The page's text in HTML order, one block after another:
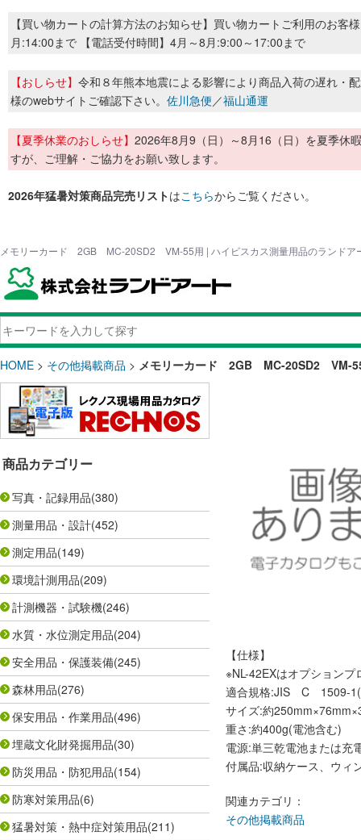
【買い物カートの計算方法のお知らせ】買い物カートご利用のお客
月:14:00まで 【電話受付時間】4月～8月:9:00～17:00まで
【おしらせ】 令和８年熊本地震による影響により商品入荷の遅れ・
様のwebサイトご確認下さい。 佐川急便／福山通運
【夏季休業のおしらせ】 2026年8月9（日）～8月16（日）を夏季休
すが、ご理解・ご協力をお願い致します。
2026年猛暑対策商品完売リストはこちらからご覧ください。
メモリーカード 2GB MC-20SD2 VM-55用 | ハイビスカス測量用品のランドア
HOME > その他掲載商品 > メモリーカード 2GB MC-20SD2 VM-
商品カテゴリー
写真・記録用品(380)
測量用品・設計(452)
測定用品(149)
環境計測用品(209)
計測機器・試験機(246)
水質・水位測定用品(204)
安全用品・保護装備(245)
森林用品(276)
保安用品・作業用品(496)
埋蔵文化財発掘用品(30)
防災用品・防犯用品(154)
防寒対策用品(6)
猛暑対策・熱中症対策用品(211)
【仕様】
※NL-42EXはオプション
適合規格:JIS C 1509-
サイズ:約
重さ:約400g(電池含む)
電源:単三乾電池または充
付属品:収納ケース、ウィ
関連カテゴリ：
その他掲載商品